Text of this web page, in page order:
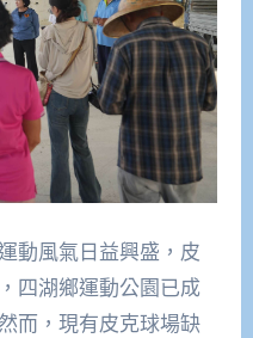
動風氣日益興盛，皮
四湖鄉運動公園已成
而，現有皮克球場缺